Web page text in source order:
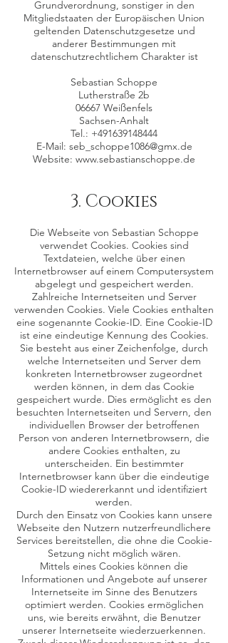
Grundverordnung, sonstiger in den
Mitgliedstaaten der Europäischen Union
geltenden Datenschutzgesetze und
anderer Bestimmungen mit
datenschutzrechtlichem Charakter ist
Sebastian Schoppe
Lutherstraße 2b
06667 Weißenfels
Sachsen-Anhalt
Tel.: +491639148444
E-Mail: seb_schoppe1086@gmx.de
Website: www.sebastianschoppe.de
3. Cookies
Die Webseite von Sebastian Schoppe
verwendet Cookies. Cookies sind
Textdateien, welche über einen
Internetbrowser auf einem Computersystem
abgelegt und gespeichert werden.
Zahlreiche Internetseiten und Server
verwenden Cookies. Viele Cookies enthalten
eine sogenannte Cookie-ID. Eine Cookie-ID
ist eine eindeutige Kennung des Cookies.
Sie besteht aus einer Zeichenfolge, durch
welche Internetseiten und Server dem
konkreten Internetbrowser zugeordnet
werden können, in dem das Cookie
gespeichert wurde. Dies ermöglicht es den
besuchten Internetseiten und Servern, den
individuellen Browser der betroffenen
Person von anderen Internetbrowsern, die
andere Cookies enthalten, zu
unterscheiden. Ein bestimmter
Internetbrowser kann über die eindeutige
Cookie-ID wiedererkannt und identifiziert
werden.
Durch den Einsatz von Cookies kann unsere
Webseite den Nutzern nutzerfreundlichere
Services bereitstellen, die ohne die Cookie-
Setzung nicht möglich wären.
Mittels eines Cookies können die
Informationen und Angebote auf unserer
Internetseite im Sinne des Benutzers
optimiert werden. Cookies ermöglichen
uns, wie bereits erwähnt, die Benutzer
unserer Internetseite wiederzuerkennen.